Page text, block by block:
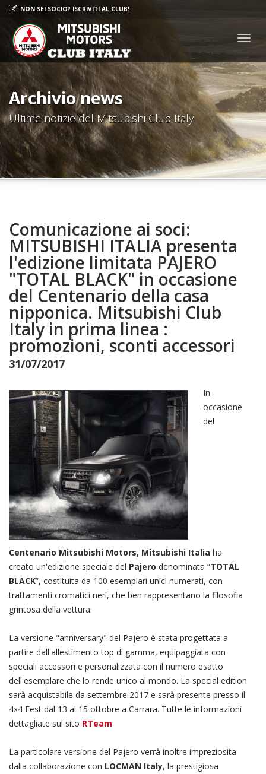
NON SEI SOCIO? ISCRIVITI AL CLUB!
Archivio news
Ultime notizie del Mitsubishi Club Italy
Comunicazione ai soci:
MITSUBISHI ITALIA presenta
l'edizione limitata PAJERO
"TOTAL BLACK" in occasione
del Centenario della casa
nipponica. Mitsubishi Club
Italy in prima linea :
promozioni, sconti accessori
31/07/2017
In
occasione
del
Centenario Mitsubishi Motors, Mitsubishi Italia ha
creato un'edizione speciale del Pajero denominata “TOTAL
BLACK”, costituita da 100 esemplari unici numerati, con
trattamenti cromatici neri, che ben rappresentano la filosofia
grintosa della vettura.
La versione "anniversary" del Pajero è stata progettata a
partire dall'allestimento top di gamma, equipaggiata con
speciali accessori e personalizzata con il numero esatto
dell'esemplare che lo rende unico al mondo. La special edition
sarà acquistabile da settembre 2017 e sarà presente presso il
4x4 Fest dal 13 al 15 ottobre a Carrara. Tutte le informazioni
dettagliate sul sito RTeam
La particolare versione del Pajero verrà inoltre impreziosita
dalla collaborazione con LOCMAN Italy, la prestigiosa